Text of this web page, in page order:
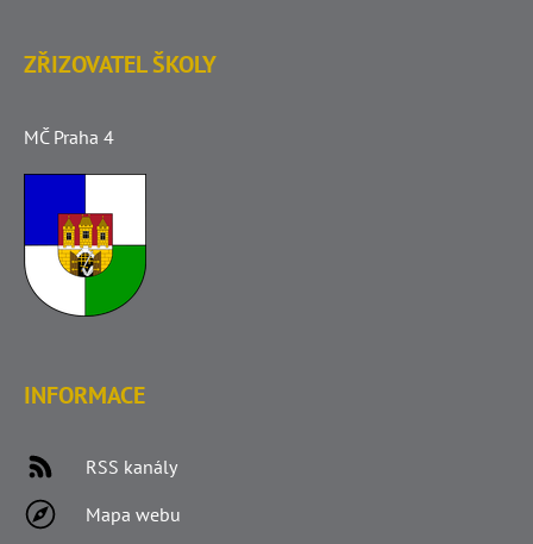
ZŘIZOVATEL ŠKOLY
MČ Praha 4
INFORMACE
RSS kanály
Mapa webu